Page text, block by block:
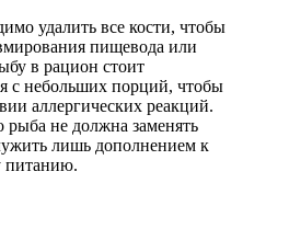
удалить все кости, чтобы
пищевода или
в рацион стоит
с небольших порций, чтобы
аллергических реакций.
не должна заменять
лишь дополнением к
питанию.